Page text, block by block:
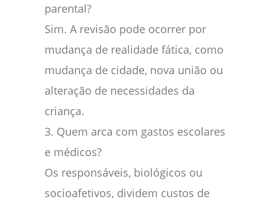
parental?
Sim. A revisão pode ocorrer por
mudança de realidade fática, como
mudança de cidade, nova união ou
alteração de necessidades da
criança.
3. Quem arca com gastos escolares
e médicos?
Os responsáveis, biológicos ou
socioafetivos, dividem custos de